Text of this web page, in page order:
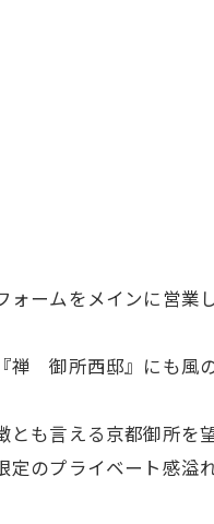
ォームをメインに営業
禅 御所西邸』にも風の
とも言える京都御所を
定のプライベート感溢